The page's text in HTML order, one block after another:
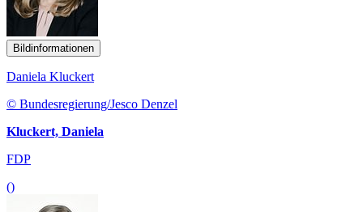
Bildinformationen
Daniela Kluckert
© Bundesregierung/Jesco Denzel
Kluckert, Daniela
FDP
()